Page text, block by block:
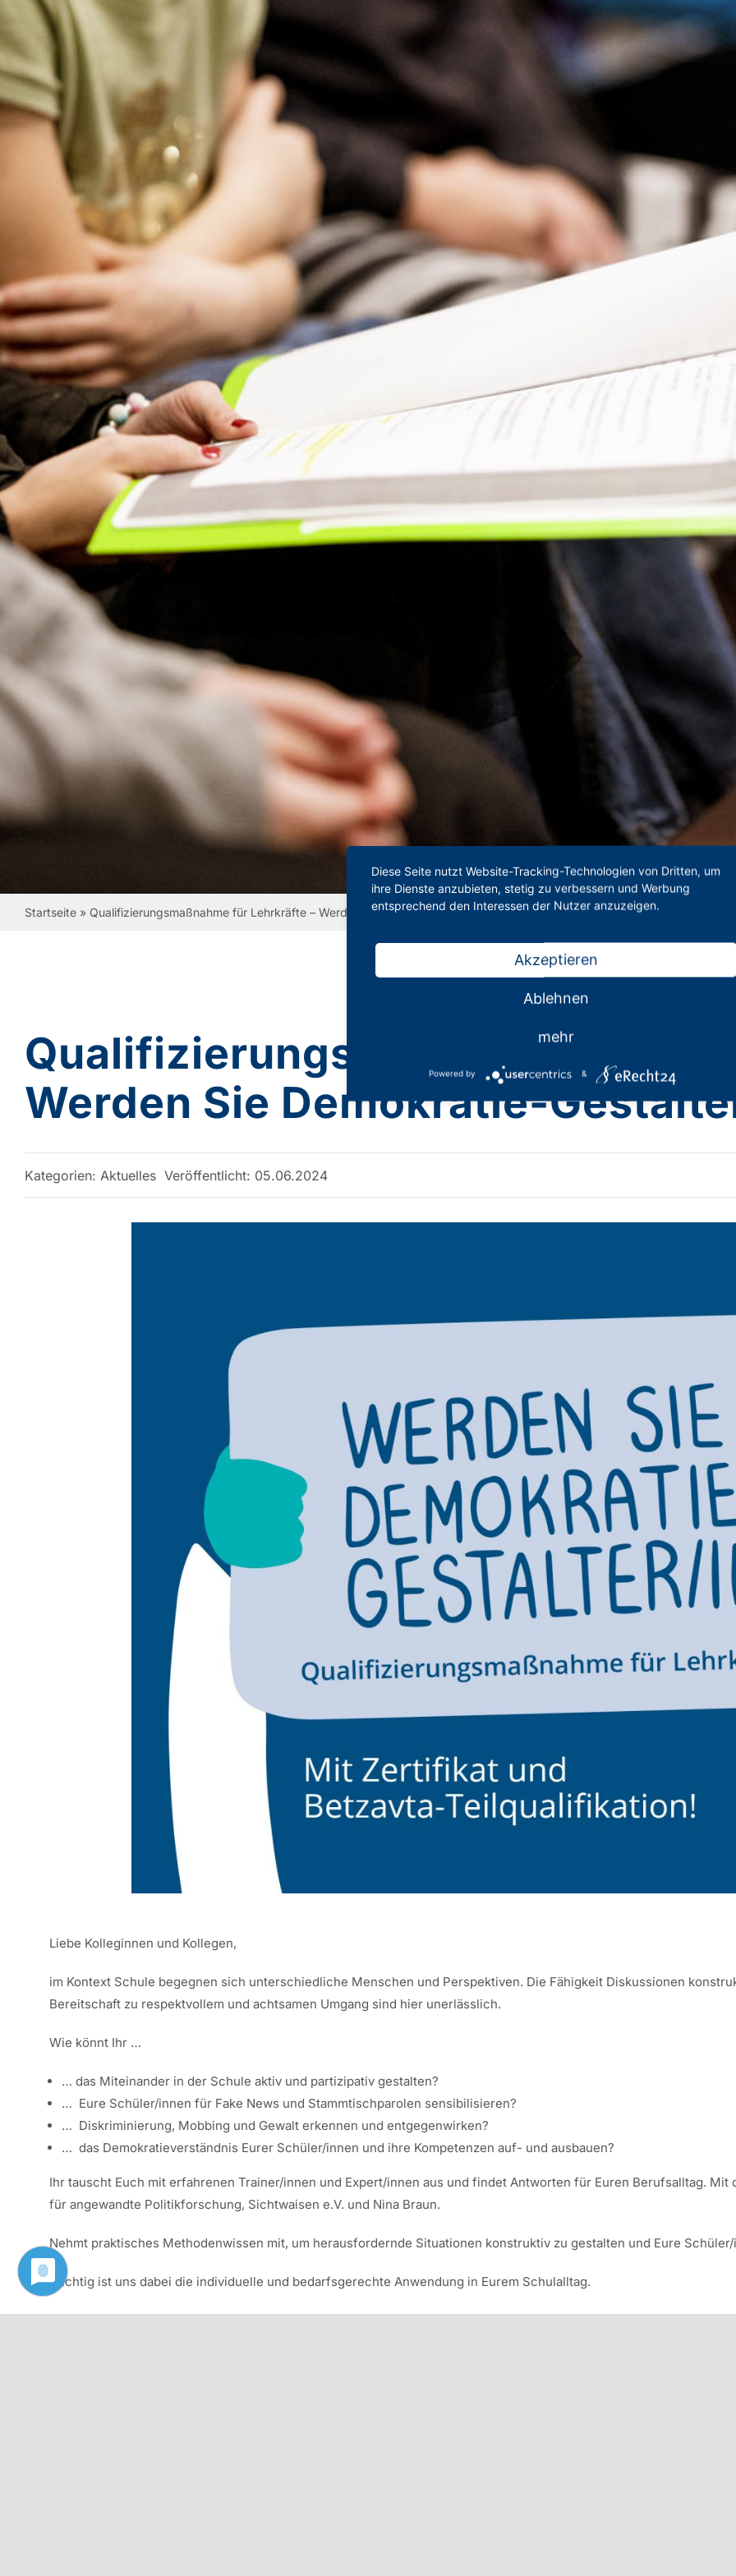
Startseite» Qualifizierungsmaßnahme für Lehrkräfte – Werden Sie Demokratie-Gestalter/in!
Qualifizierungsmaßnahme für
Werden Sie Demokratie-
Kategorien: Aktuelles Veröffentlicht: 05.06.2024
Liebe Kolleginnen und Kollegen,
im Kontext Schule begegnen sich unterschiedliche Menschen und Perspektiven. Die Fähigkeit Diskussionen
Bereitschaft zu respektvollem und achtsamen Umgang sind hier unerlässlich.
Wie könnt Ihr …
… das Miteinander in der Schule aktiv und partizipativ gestalten?
… Eure Schüler/innen für Fake News und Stammtischparolen sensibilisieren?
… Diskriminierung, Mobbing und Gewalt erkennen und entgegenwirken?
… das Demokratieverständnis Eurer Schüler/innen und ihre Kompetenzen auf- und ausbauen?
Ihr tauscht Euch mit erfahrenen Trainer/innen und Expert/innen aus und findet Antworten für Euren Berufsalltag. Mit
für angewandte Politikforschung, Sichtwaisen e.V. und Nina Braun.
Nehmt praktisches Methodenwissen mit, um herausfordernde Situationen konstruktiv zu gestalten und Eure
Wichtig ist uns dabei die individuelle und bedarfsgerechte Anwendung in Eurem Schulalltag.
Diese Seite nutzt Website-Tracking-Technologien von Dritten, um
ihre Dienste anzubieten, stetig zu verbessern und Werbung
entsprechend den Interessen der Nutzer anzuzeigen.
Akzeptieren
Ablehnen
mehr
Powered by &